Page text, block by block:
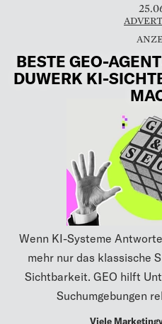
BESTE GEO-
DUWERK KI-
Wenn KI-Systeme
mehr nur das klassische
Sichtbarkeit. GEO hilft
Suchumgebungen
Viele